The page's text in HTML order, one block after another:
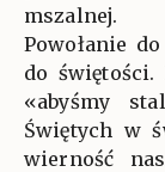
mszalnej.
Powołanie
do świętości.
«abyśmy
Świętych w
wierność